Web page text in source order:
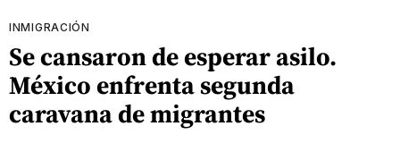
INMIGRACIÓN
Se cansaron de esperar asilo.
México enfrenta segunda
caravana de migrantes